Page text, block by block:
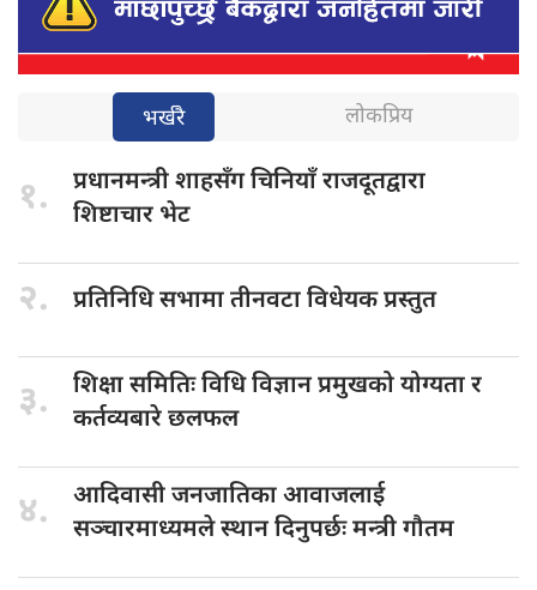
भर्खरै लोकप्रिय
१. प्रधानमन्त्री शाहसँगचिनियाँ राजदूतद्वारा
शिष्टाचार भेट
२. प्रतिनिधि सभामातीनवटा विधेयक प्रस्तुत
३. शिक्षा समितिःविधि विज्ञान प्रमुखको योग्यता र
कर्तव्यबारे छलफल
४. आदिवासी जनजातिकाआवाजलाई
सञ्चारमाध्यमले स्थान दिनुपर्छः मन्त्री गौतम